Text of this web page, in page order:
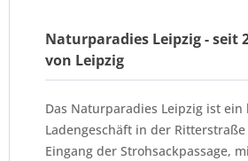
Naturparadies Leipzig - seit
von Leipzig
Das Naturparadies Leipzig ist ein
Ladengeschäft in der
Eingang der Strohsackpassage,